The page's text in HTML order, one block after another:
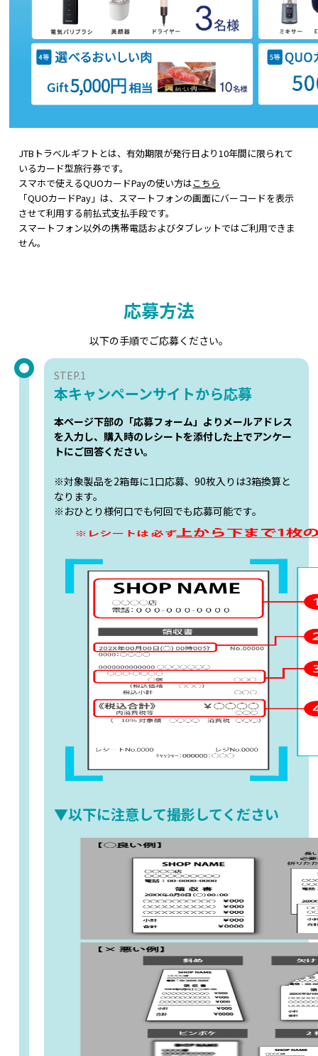
JTBトラベルギフトとは、有効期限が発行日より10年間に限られて
いるカード型旅行券です。
スマホで使えるQUOカードPayの使い方はこちら
「QUOカードPay」は、スマートフォンの画面にバーコードを表示
させて利用する前払式支払手段です。
スマートフォン以外の携帯電話およびタブレットではご利用できま
せん。
応募方法
以下の手順でご応募ください。
STEP.1
本キャンペーンサイトから応募
本ページ下部の「応募フォーム」よりメールアドレス
を入力し、購入時のレシートを添付した上でアンケー
トにご回答ください。
※対象製品を2箱毎に1口応募、90枚入りは3箱換算と
なります。
※おひとり様何口でも何回でも応募可能です。
▼以下に注意して撮影してください